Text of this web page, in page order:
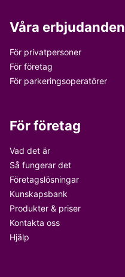
Våra erbjudanden
För privatpersoner
För företag
För parkeringsoperatörer
För företag
Vad det är
Så fungerar det
Företagslösningar
Kunskapsbank
Produkter & priser
Kontakta oss
Hjälp